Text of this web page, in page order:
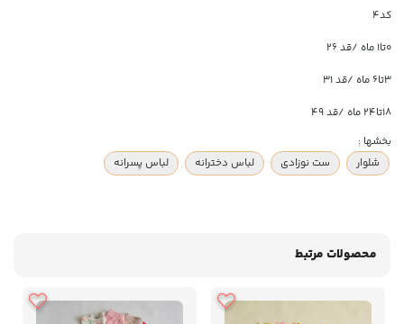
کد4
۰تا۱ ماه /قد ۲۶
۳تا۶ ماه /قد ۳۱
۱۸تا۲۴ ماه /قد ۴۹
بخشها :
شلوار
ست نوزادی لباس دخترانه لباس پسرانه
محصولات مرتبط